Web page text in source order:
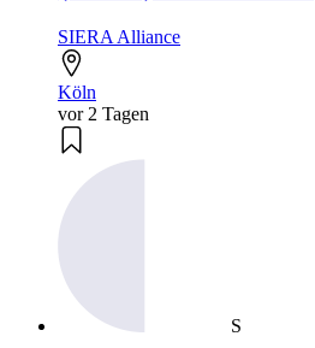
SIERA Alliance
Köln
vor 2 Tagen
S